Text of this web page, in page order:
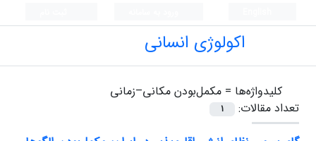
اکولوژی انسانی
کلیدواژه‌ها = مکمل‌بودن مکانی–زمانی
تعداد مقالات:
1